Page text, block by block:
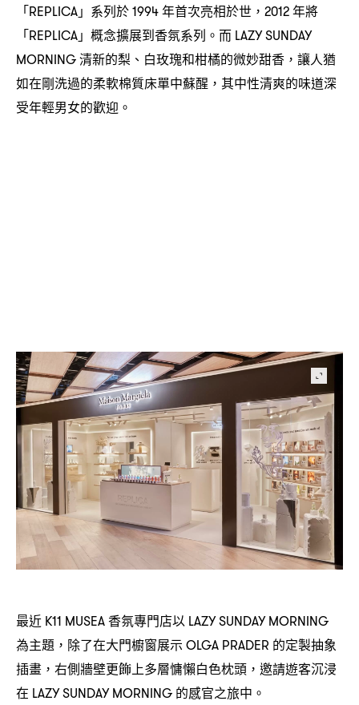
「REPLICA」系列於1994年首次亮相於世 ，2012年將
「REPLICA」概念擴展到香氛系列。而 LAZY SUNDAY
MORNING清新的梨、白玫瑰和柑橘的微妙甜香 ， 讓人猶
如在剛洗過的柔軟棉質床單中蘇醒 ， 其中性清爽的味道深
受年輕男女的歡迎。
最近 K11 MUSEA香氛專門店以 LAZY SUNDAY MORNING
為主題 ， 除了在大門櫥窗展示 OLGA PRADER 的定製抽象
插畫 ， 右側牆壁更飾上多層慵懶白色枕頭 ， 邀請遊客沉浸
在 LAZY SUNDAY MORNING 的感官之旅中。